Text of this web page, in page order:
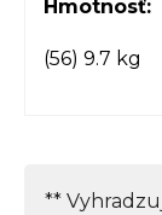
Hmotnosť:
(56) 9.7 kg
**